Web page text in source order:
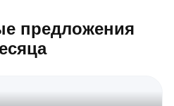
предложения